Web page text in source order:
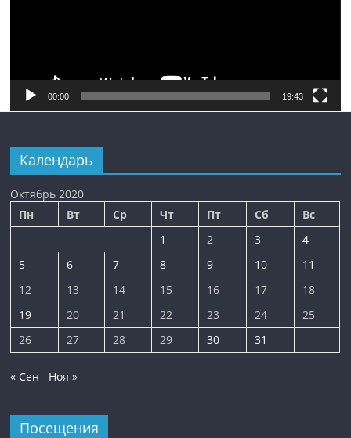
00:00 19:43
Календарь
Октябрь 2020
Пн
Вт Ср Чт Пт Сб
Вс
1
2 3
4
5
6 7 8 9 10
11
12
13 14 15 16 17
18
19
20 21 22 23 24
25
26
27 28 29 30 31
« Сен Ноя »
Посещения